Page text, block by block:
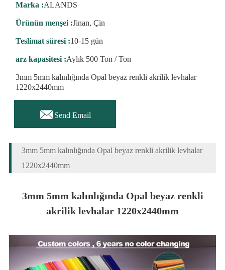
Marka :ALANDS
Ürünün menşei :Jinan, Çin
Teslimat süresi :10-15 gün
arz kapasitesi :Aylık 500 Ton / Ton
3mm 5mm kalınlığında Opal beyaz renkli akrilik levhalar
1220x2440mm
Send Email
3mm 5mm kalınlığında Opal beyaz renkli akrilik levhalar
1220x2440mm
3mm 5mm kalınlığında Opal beyaz renkli
akrilik levhalar 1220x2440mm